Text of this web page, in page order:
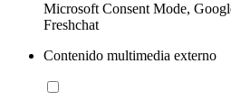
Microsoft Consent Mode,
Freshchat
Contenido multimedia externo